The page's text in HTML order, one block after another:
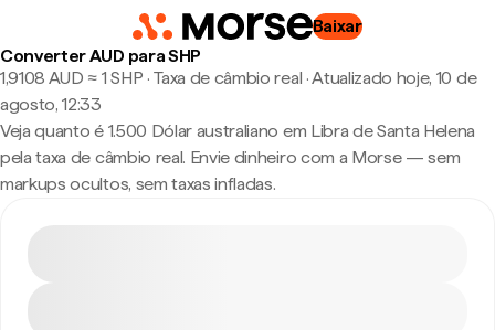
Baixar
Converter AUD para SHP
1,9108 AUD ≈ 1 SHP · Taxa de câmbio real ·Atualizado hoje, 10 de
agosto, 12:33
Veja quanto é 1.500 Dólar australiano em Libra de Santa Helena
pela taxa de câmbio real. Envie dinheiro com a Morse — sem
markups ocultos, sem taxas infladas.